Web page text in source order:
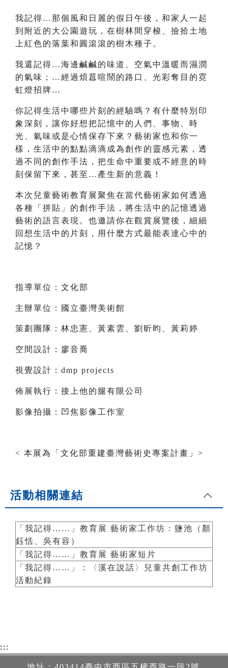
我記得…那個風和日麗的假日午後，和家人一起
到附近的大公園遊玩，在樹林間穿梭、撿拾土地
上紅色的落葉和圓滾滾的樹木種子。
我還記得…海邊鹹鹹的味道、空氣中溫暖而濕潤
的氣味；…經過煩囂喧鬧的路口、光彩奪目的霓
虹燈招牌…
你記得生活中哪些片刻的經驗嗎？有什麼特別印
象深刻，讓你好想把記憶中的人們、事物、時
光、氣味或是心情保存下來？藝術家也和你一
樣，生活中的點點滴滴成為創作的靈感元素，透
過不同的創作手法，把生命中重要或不經意的時
刻保留下來，甚至 … 產生新的意義！
本次兒童藝術教育展聚焦在當代藝術家如何透過
各種「拼貼」的創作手法，將生活中的記憶透過
藝術的語言表現。也邀請你在觀賞展覽後，細細
回想生活中的片刻，用什麼方式最能表達心中的
記憶？
指導單位：文化部
主辦單位：國立臺灣美術館
策劃團隊：林忠憲、黃素雲、劉昕昀、黃莉婷
空間設計：廖音喬
視覺設計：dmp projects
佈展執行：接上他的腿有限公司
影像拍攝：凹焦影像工作室
< 本展為「文化部重建臺灣藝術史專案計畫」>
活動相關連結
「我記得……」教育展 藝術家工作坊：鹽池（顏
鈺恬、吳有容）
「我記得……」教育展 藝術家短片
「我記得……」：〈溪在說話〉兒童共創工作坊
活動紀錄
:::